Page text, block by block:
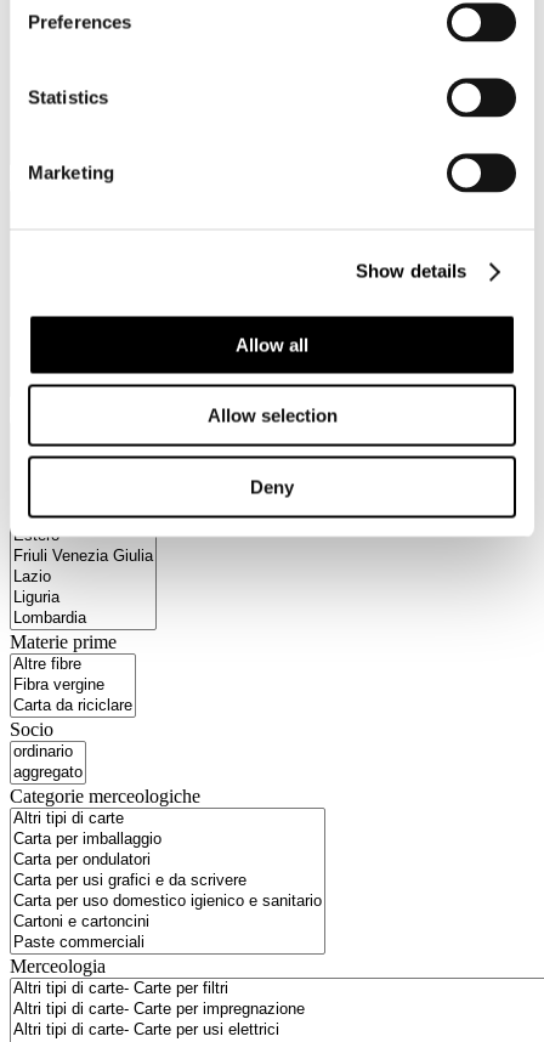
Preferences
Statistics
Marketing
Show details
Allow all
Allow selection
Deny
Provincia
Materie prime
Socio
Categorie merceologiche
Merceologia